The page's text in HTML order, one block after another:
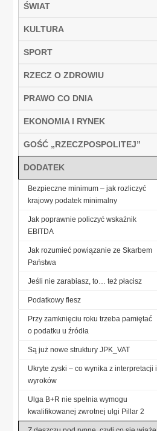
ŚWIAT
KULTURA
SPORT
RZECZ O ZDROWIU
PRAWO CO DNIA
EKONOMIA I RYNEK
GOŚĆ „RZECZPOSPOLITEJ”
DODATEK
Bezpieczne minimum – jak rozliczyć
krajowy podatek minimalny
Jak poprawnie policzyć wskaźnik
EBITDA
Jak rozumieć powiązanie ze Skarbem
Państwa
Jeśli nie zarabiasz, to… też płacisz
Podatkowy flesz
Przy zamknięciu roku trzeba pamiętać
o podatku u źródła
Są już nowe struktury JPK_VAT
Ukryte zyski – co wynika z interpretacji i
wyroków
Ulga B+R nie spełnia wymogu
kwalifikowanej zwrotnej ulgi Pillar 2